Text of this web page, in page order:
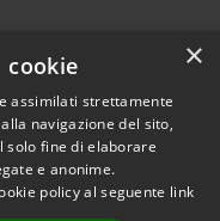
© 2026 • Città di
Comacchio • Powered by
×
cookie
assimilati strettamente
navigazione del sito,
solo fine di elaborare
e anonime.
policy al seguente link